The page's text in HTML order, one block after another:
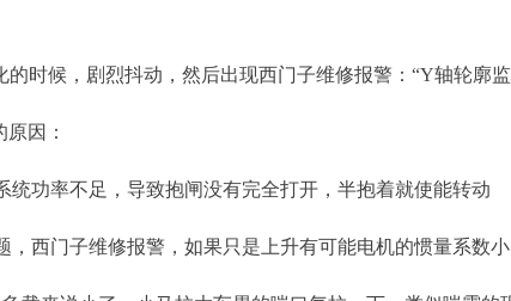
的时候，剧烈抖动，然后出现西门子维修报警：“Y轴轮廓
因：
统功率不足，导致抱闸没有完全打开，半抱着就使能转动
，西门子维修报警，如果只是上升有可能电机的惯量系数